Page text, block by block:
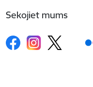
Sekojiet mums